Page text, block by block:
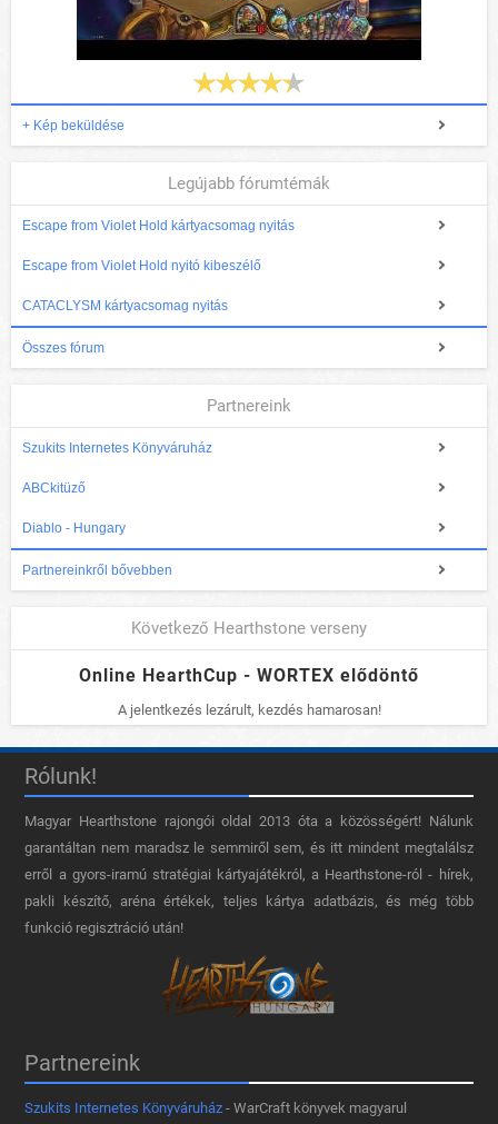
+ Kép beküldése
Legújabb fórumtémák
Escape from Violet Hold kártyacsomag nyitás
Escape from Violet Hold nyitó kibeszélő
CATACLYSM kártyacsomag nyitás
Összes fórum
Partnereink
Szukits Internetes Könyváruház
ABCkitüző
Diablo - Hungary
Partnereinkről bővebben
Következő Hearthstone verseny
Online HearthCup - WORTEX elődöntő
A jelentkezés lezárult, kezdés hamarosan!
Rólunk!
Magyar Hearthstone​ rajongói oldal 2013 óta a közösségért! Nálunk
garantáltan nem maradsz le semmiről sem, és itt mindent megtalálsz
erről a gyors-iramú stratégiai kártyajátékról, a Hearthstone-ról - hírek,
pakli készítő, aréna értékek, teljes kártya adatbázis, és még több
funkció regisztráció után!
Partnereink
Szukits Internetes Könyváruház - WarCraft könyvek magyarul